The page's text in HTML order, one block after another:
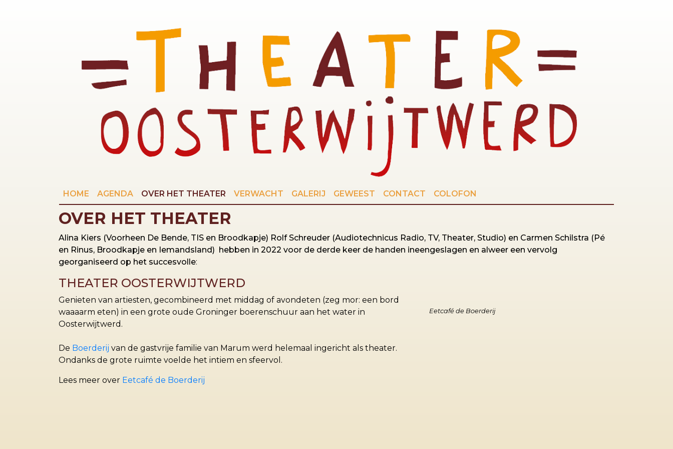
HOME AGENDA OVER HET THEATER VERWACHT GALERIJ GEWEEST CONTACT COLOFON
OVER HET THEATER
Alina Kiers (Voorheen De Bende, TIS en Broodkapje) Rolf Schreuder (Audiotechnicus Radio, TV, Theater, Studio) en Carmen Schilstra (Pé
en Rinus, Broodkapje en Iemandsland) hebben in 2022 voor de derde keer de handen ineengeslagen en alweer een vervolg
georganiseerd op het succesvolle:
THEATER OOSTERWIJTWERD
Genieten van artiesten, gecombineerd met middag of avondeten (zeg mor: een bord
waaaarm eten) in een grote oude Groninger boerenschuur aan het water in
Oosterwijtwerd.
De Boerderij van de gastvrije familie van Marum werd helemaal ingericht als theater.
Ondanks de grote ruimte voelde het intiem en sfeervol.
Eetcafé de Boerderij
Lees meer over Eetcafé de Boerderij